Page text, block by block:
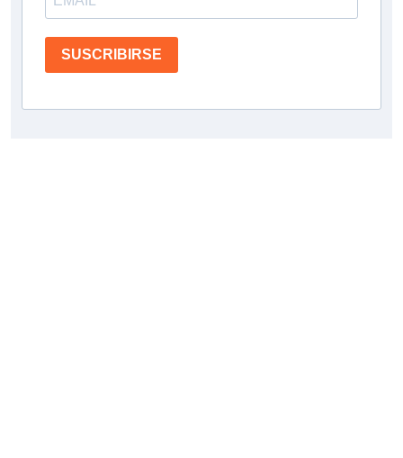
SUSCRIBIRSE